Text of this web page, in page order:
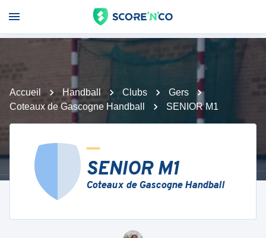
Accueil Handball Clubs
Gers
Coteaux de Gascogne Handball
SENIOR M1
SENIOR M1
Coteaux de Gascogne Handball